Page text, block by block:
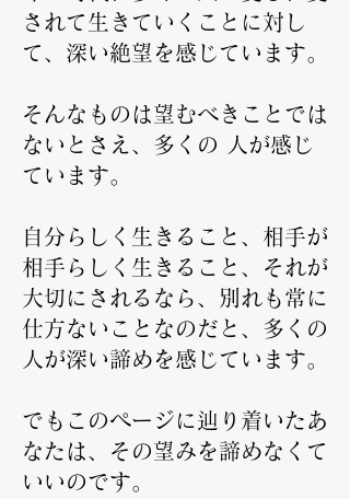
されて生きていくことに対し
て、深い絶望を感じています。
そんなものは望むべきことでは
ないとさえ、多くの 人が感じ
ています。
自分らしく生きること、相手が
相手らしく生きること、それが
大切にされるなら、別れも常に
仕方ないことなのだと、多くの
人が深い諦めを感じています。
でもこのページに辿り着いたあ
なたは、その望みを諦めなくて
いいのです。